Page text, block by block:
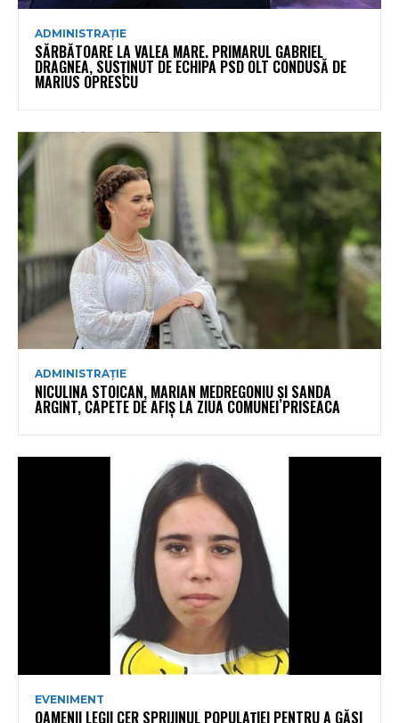
ADMINISTRAȚIE
SĂRBĂTOARE LA VALEA MARE. PRIMARUL GABRIEL
DRAGNEA, SUSȚINUT DE ECHIPA PSD OLT CONDUSĂ DE
MARIUS OPRESCU
ADMINISTRAȚIE
NICULINA STOICAN, MARIAN MEDREGONIU ȘI SANDA
ARGINT, CAPETE DE AFIȘ LA ZIUA COMUNEI PRISEACA
EVENIMENT
OAMENII LEGII CER SPRIJINUL POPULAȚIEI PENTRU A GĂSI